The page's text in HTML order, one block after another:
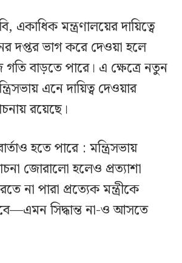
একাধিক মন্ত্রণালয়ের দায়িত্বে
দপ্তর ভাগ করে দেওয়া হলে
বাড়তে পারে। এ ক্ষেত্রে নতুন
এনে দায়িত্ব দেওয়ার
রয়েছে।
হতে পারে : মন্ত্রিসভায়
জোরালো হলেও প্রত্যাশা
না পারা প্রত্যেক মন্ত্রীকে
সিদ্ধান্ত না-ও আসতে